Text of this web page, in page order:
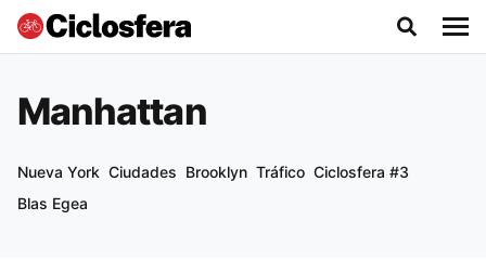
Manhattan
Nueva York Ciudades Brooklyn Tráfico Ciclosfera #3
Blas Egea